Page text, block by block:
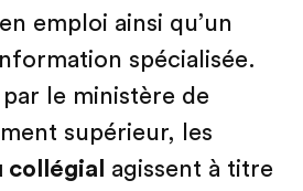
emploi ainsi qu’un
spécialisée.
le ministère de
supérieur, les
collégial
agissent à titre